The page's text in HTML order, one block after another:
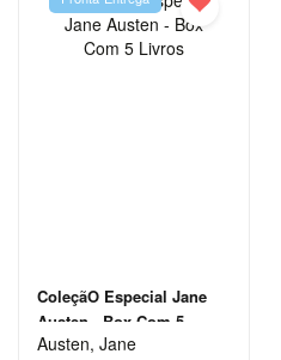
AUSTEN
JÚLIO
VERNE
ColeçãO Especial Jane
Austen - Box Com 5
Livros
Austen, Jane